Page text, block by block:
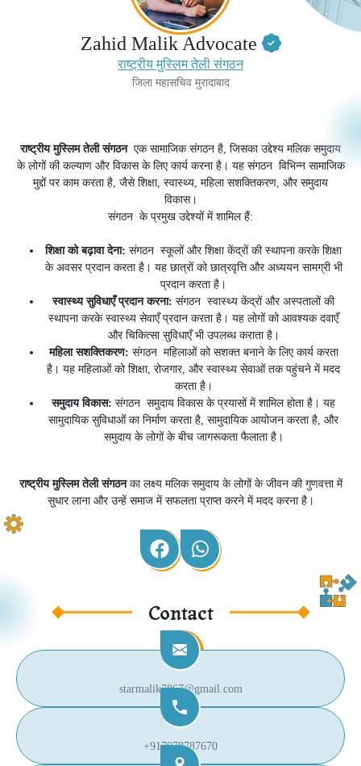
Zahid Malik Advocate
राष्ट्रीय मुस्लिम तेली संगठन
जिला महासचिव मुरादाबाद
राष्ट्रीय मुस्लिम तेली संगठनएक सामाजिक संगठन है, जिसका उद्देश्य मलिक समुदाय
के लोगों की कल्याण और विकास के लिए कार्य करना है। यह संगठन विभिन्न सामाजिक
मुद्दों पर काम करता है, जैसे शिक्षा, स्वास्थ्य, महिला सशक्तिकरण, और समुदाय
विकास।
संगठन के प्रमुख उद्देश्यों में शामिल हैं:
शिक्षा को बढ़ावा देना: संगठन स्कूलों और शिक्षा केंद्रों की स्थापना करके शिक्षा
के अवसर प्रदान करता है। यह छात्रों को छात्रवृत्ति और अध्ययन सामग्री भी
प्रदान करता है।
स्वास्थ्य सुविधाएँ प्रदान करना: संगठन स्वास्थ्य केंद्रों और अस्पतालों की
स्थापना करके स्वास्थ्य सेवाएँ प्रदान करता है। यह लोगों को आवश्यक दवाएँ
और चिकित्सा सुविधाएँ भी उपलब्ध कराता है।
महिला सशक्तिकरण: संगठन महिलाओं को सशक्त बनाने के लिए कार्य करता
है। यह महिलाओं को शिक्षा, रोजगार, और स्वास्थ्य सेवाओं तक पहुंचने में मदद
करता है।
समुदाय विकास: संगठन समुदाय विकास के प्रयासों में शामिल होता है। यह
सामुदायिक सुविधाओं का निर्माण करता है, सामुदायिक आयोजन करता है, और
समुदाय के लोगों के बीच जागरूकता फैलाता है।
राष्ट्रीय मुस्लिम तेली संगठनका लक्ष्य मलिक समुदाय के लोगों के जीवन की गुणवत्ता में
सुधार लाना और उन्हें समाज में सफलता प्राप्त करने में मदद करना है।
Contact
starmalik7867@gmail.com
+917078787670